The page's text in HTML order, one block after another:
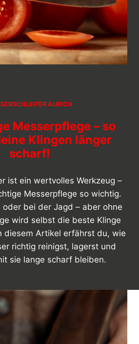
AURICH
Messerpflege – so
Klingen länger
scharf!
ist ein wertvolles Werkzeug –
Messerpflege so wichtig.
oder bei der Jagd – aber ohne
wird selbst die beste Klinge
diesem Artikel erfährst du, wie
richtig reinigst, lagerst und
sie lange scharf bleiben.